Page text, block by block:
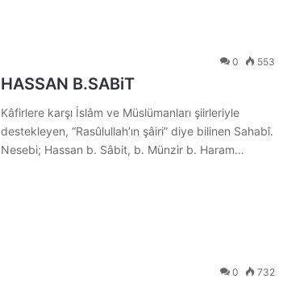
0 553
HASSAN B.SABiT
Kâfirlere karşı İslâm ve Müslümanları şiirleriyle
destekleyen, “Rasûlullah’ın şâiri” diye bilinen Sahabî.
Nesebi; Hassan b. Sâbit, b. Münzir b. Haram…
0 732